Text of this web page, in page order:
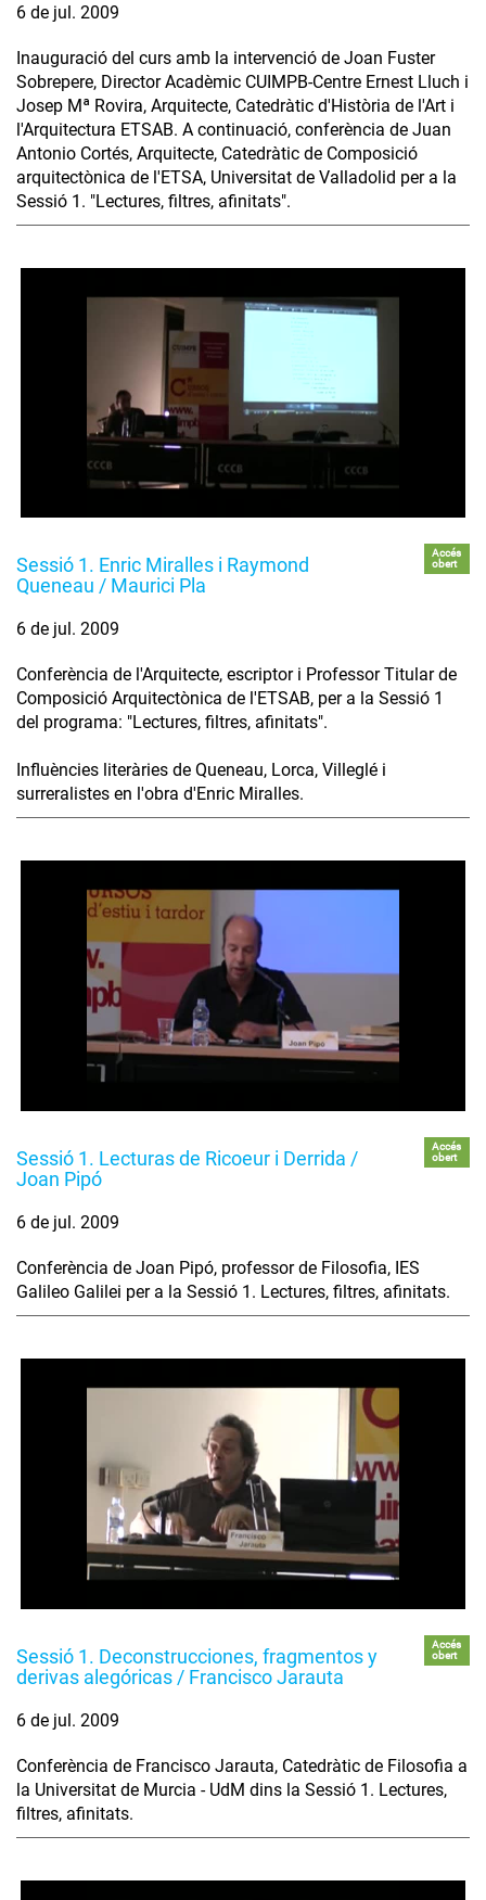
6 de jul. 2009
Inauguració del curs amb la intervenció de Joan Fuster
Sobrepere, Director Acadèmic CUIMPB-Centre Ernest Lluch i
Josep Mª Rovira, Arquitecte, Catedràtic d'Història de l'Art i
l'Arquitectura ETSAB. A continuació, conferència de Juan
Antonio Cortés, Arquitecte, Catedràtic de Composició
arquitectònica de l'ETSA, Universitat de Valladolid per a la
Sessió 1. "Lectures, filtres, afinitats".
Sessió 1. Enric Miralles i Raymond
Queneau / Maurici Pla
Accés
obert
6 de jul. 2009
Conferència de l'Arquitecte, escriptor i Professor Titular de
Composició Arquitectònica de l'ETSAB, per a la Sessió 1
del programa: "Lectures, filtres, afinitats".
Influències literàries de Queneau, Lorca, Villeglé i
surreralistes en l'obra d'Enric Miralles.
Sessió 1. Lecturas de Ricoeur i Derrida /
Joan Pipó
Accés
obert
6 de jul. 2009
Conferència de Joan Pipó, professor de Filosofia, IES
Galileo Galilei per a la Sessió 1. Lectures, filtres, afinitats.
Sessió 1. Deconstrucciones, fragmentos y
derivas alegóricas / Francisco Jarauta
Accés
obert
6 de jul. 2009
Conferència de Francisco Jarauta, Catedràtic de Filosofia a
la Universitat de Murcia - UdM dins la Sessió 1. Lectures,
filtres, afinitats.